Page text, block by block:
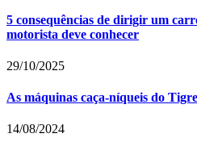
5 consequências de dirigir um
motorista deve conhecer
29/10/2025
As máquinas caça-níqueis do Tigre
14/08/2024